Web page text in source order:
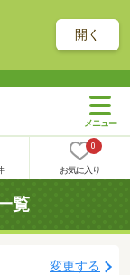
開く
0
お気に入り
覧
変更する